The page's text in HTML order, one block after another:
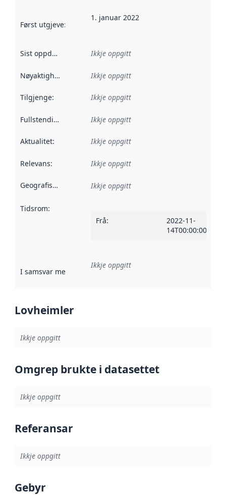
Først utgjeve: Denne datoen seier når dataa i dette
1. januar 2022
Sist oppdatert Ikkje oppgitt
Nøyaktigheit Ikkje oppgitt
Tilgjenge: Ikkje oppgitt
Fullstendigheit Ikkje oppgitt
Aktualitet: Ikkje oppgitt
Relevans: Ikkje oppgitt
Geografisk område Ikkje oppgitt
Tidsrom:
Frå:
2022-11-
14T00:00:00Z
I samsvar med Referanse til ei implementeringsregel eller
Ikkje oppgitt
Lovheimler
Ikkje oppgitt
Omgrep brukte i datasettet
Ikkje oppgitt
Referansar
Ikkje oppgitt
Gebyr